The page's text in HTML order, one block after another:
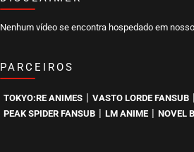
Nenhum vídeo se encontra hospedado em
PARCEIROS
TOKYO:RE ANIMES VASTO LORDE FANSUB
PEAK SPIDER FANSUB LM ANIME NOVEL